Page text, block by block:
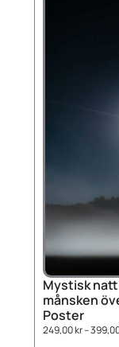
Mystisk
månsken
Poster
249,00kr–